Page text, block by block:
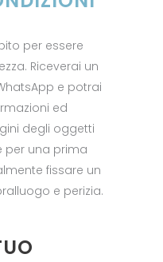
per essere
Riceverai un
e potrai
ed
degli oggetti
per una prima
fissare un
e perizia.